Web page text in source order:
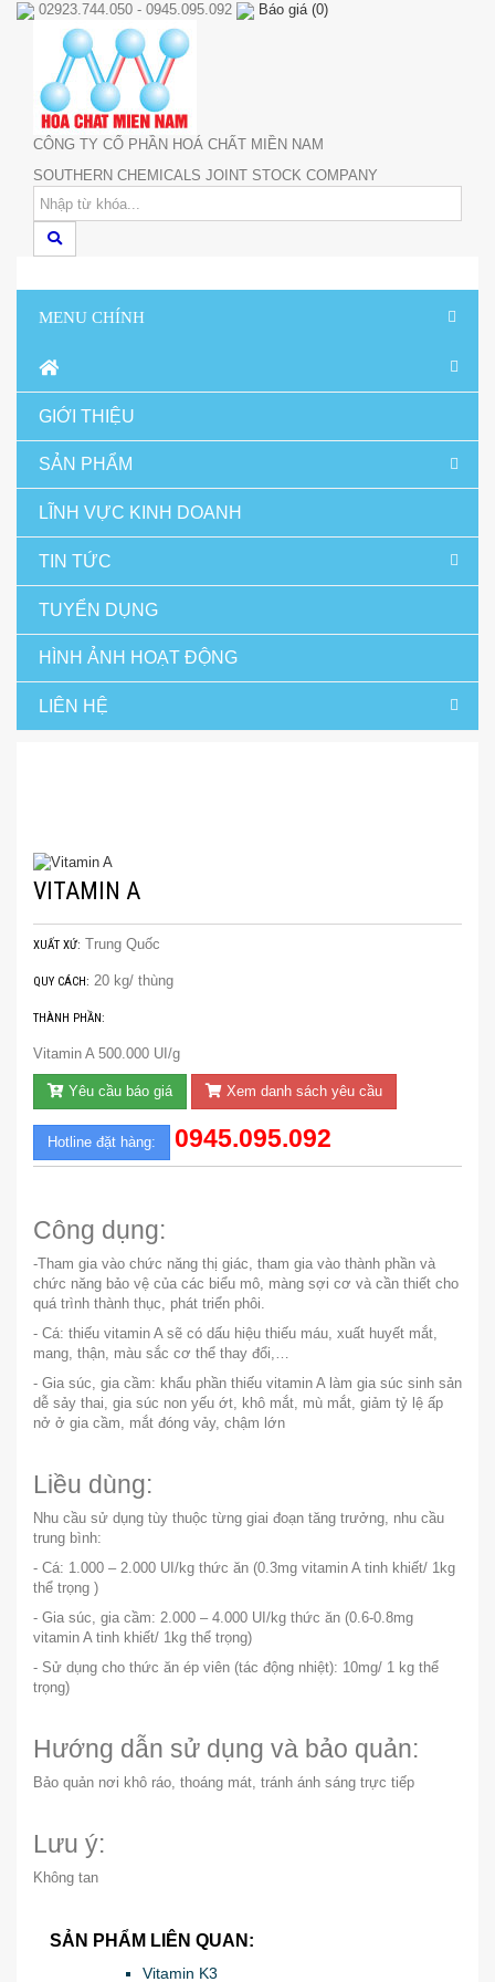
02923.744.050 - 0945.095.092 Báo giá(0)
CÔNG TY CỔ PHẦN HOÁ CHẤT MIỀN NAM
SOUTHERN CHEMICALS JOINT STOCK COMPANY
MENU CHÍNH
GIỚI THIỆU
SẢN PHẨM
LĨNH VỰC KINH DOANH
TIN TỨC
TUYỂN DỤNG
HÌNH ẢNH HOẠT ĐỘNG
LIÊN HỆ
VITAMIN A
XUẤT XỨ: Trung Quốc
QUY CÁCH: 20 kg/ thùng
THÀNH PHẦN:
Vitamin A 500.000 UI/g
Yêu cầu báo giá Xem danh sách yêu cầu
Hotline đặt hàng: 0945.095.092
Công dụng:
-Tham gia vào chức năng thị giác, tham gia vào thành phần và
chức năng bảo vệ của các biểu mô, màng sợi cơ và cần thiết cho
quá trình thành thục, phát triển phôi.
- Cá: thiếu vitamin A sẽ có dấu hiệu thiếu máu, xuất huyết mắt,
mang, thận, màu sắc cơ thể thay đổi,…
- Gia súc, gia cầm: khẩu phần thiếu vitamin A làm gia súc sinh sản
dễ sảy thai, gia súc non yếu ớt, khô mắt, mù mắt, giảm tỷ lệ ấp
nở ở gia cầm, mắt đóng vảy, chậm lớn
Liều dùng:
Nhu cầu sử dụng tùy thuộc từng giai đoạn tăng trưởng, nhu cầu
trung bình:
- Cá: 1.000 – 2.000 UI/kg thức ăn (0.3mg vitamin A tinh khiết/ 1kg
thể trọng )
- Gia súc, gia cầm: 2.000 – 4.000 UI/kg thức ăn (0.6-0.8mg
vitamin A tinh khiết/ 1kg thể trọng)
- Sử dụng cho thức ăn ép viên (tác động nhiệt): 10mg/ 1 kg thể
trọng)
Hướng dẫn sử dụng và bảo quản:
Bảo quản nơi khô ráo, thoáng mát, tránh ánh sáng trực tiếp
Lưu ý:
Không tan
SẢN PHẨM LIÊN QUAN:
Vitamin K3